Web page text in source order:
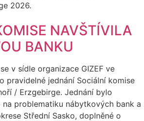
2026.
NAVŠTÍVILA
BANKU
v sídle organizace GIZEF ve
pravidelné jednání Sociální komise
/ Erzgebirge. Jednání bylo
problematiku nábytkových bank a
Střední Sasko, doplněné o